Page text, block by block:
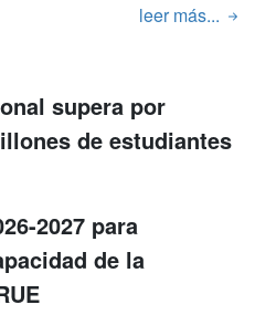
leer más...
supera por
de estudiantes
2027 para
de la